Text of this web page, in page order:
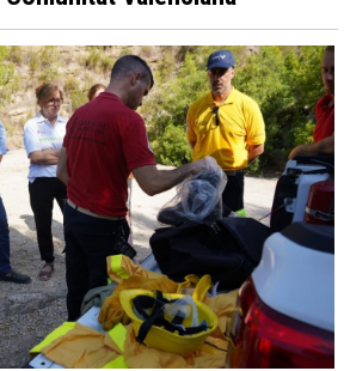
a Ferran Torres
Valenciana